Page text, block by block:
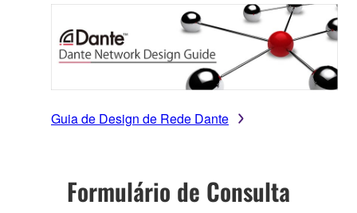
Guia de Design de Rede Dante
Formulário de Consulta